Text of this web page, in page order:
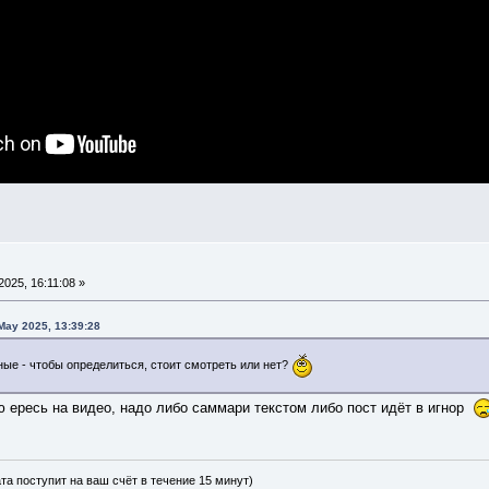
16:11:08 »
2025, 13:39:28
- чтобы определиться, стоит смотреть или нет?
ересь на видео, надо либо саммари текстом либо пост идёт в игнор
поступит на ваш счёт в течение 15 минут)